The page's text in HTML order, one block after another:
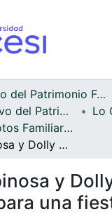
Archivo del Patrimonio Fotográfico y Fílmico del Valle del Cauca
Fondo Archivo del Patrimonio Fotográfico y Fílmico del Valle del Cauca
Lo
APFFVC - Fotos Familiares - Patrimonial
Alicia Espinosa y Dolly Carvajal, vestidas para una fiesta
y
una